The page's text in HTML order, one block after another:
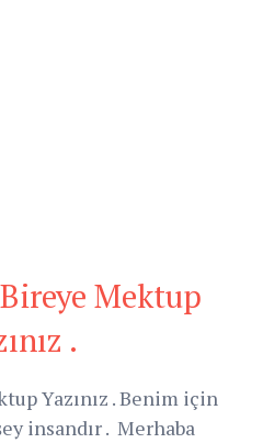
Mektup
.
Yazınız . Benim için
insandır . Merhaba